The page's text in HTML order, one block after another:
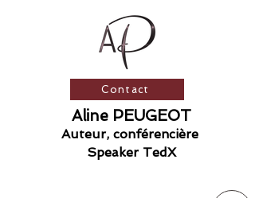
Aline PEUGEOT
Auteur, conférencière
​ Speaker TedX
Contact